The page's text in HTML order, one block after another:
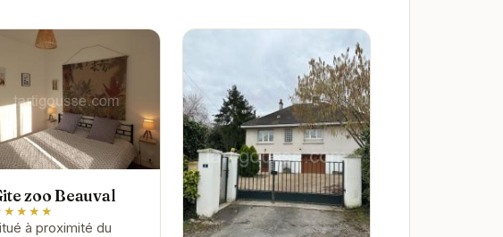
zoo Beauval
à proximité du